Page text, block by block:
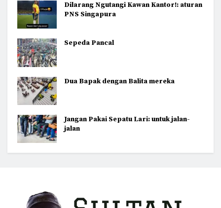
Dilarang Ngutangi Kawan Kantor!: aturan
PNS Singapura
Sepeda Pancal
Dua Bapak dengan Balita mereka
Jangan Pakai Sepatu Lari: untuk jalan-
jalan